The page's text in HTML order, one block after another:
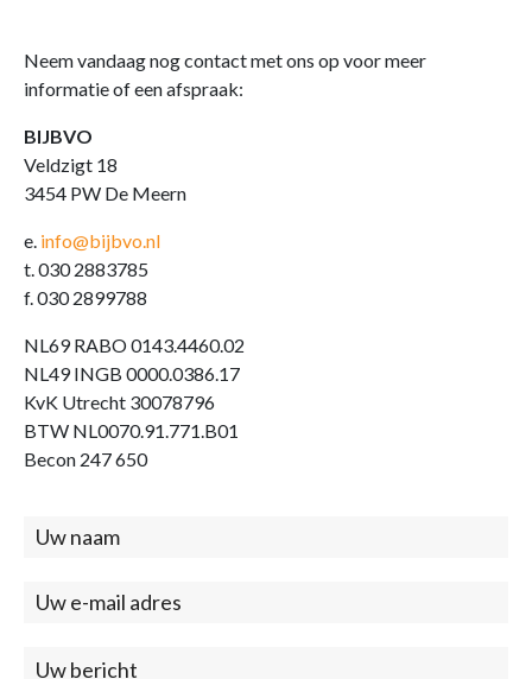
Neem vandaag nog contact met ons op voor meer
informatie of een afspraak:
BIJBVO
Veldzigt 18
3454 PW De Meern
e. info@bijbvo.nl
t. 030 2883785
f. 030 2899788
NL69 RABO 0143.4460.02
NL49 INGB 0000.0386.17
KvK Utrecht 30078796
BTW NL0070.91.771.B01
Becon 247 650
Contact